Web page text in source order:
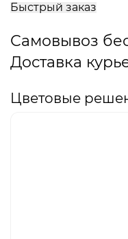
Быстрый заказ
Самовывоз
Доставка
Цветовые